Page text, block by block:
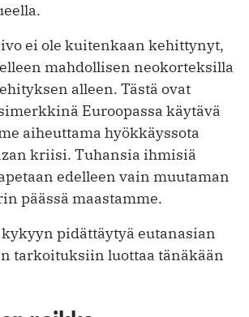
ei ole kuitenkaan kehittynyt,
mahdollisen neokorteksilla
alleen. Tästä ovat
Euroopassa käytävä
aiheuttama hyökkäyssota
kriisi. Tuhansia ihmisiä
edelleen vain muutaman
päässä maastamme.
pidättäytyä eutanasian
tarkoituksiin luottaa tänäkään